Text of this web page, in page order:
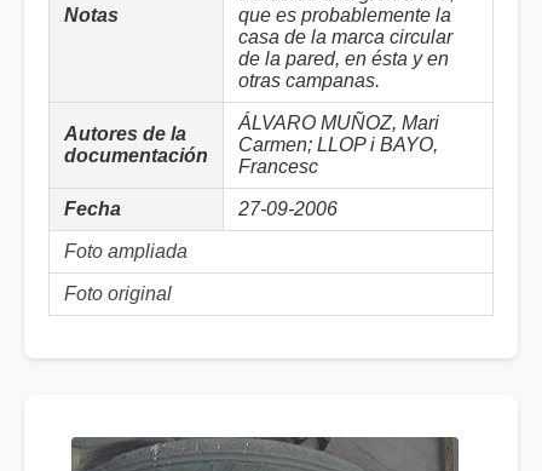
Notas
que es probablemente la
casa de la marca circular
de la pared, en ésta y en
otras campanas.
Autores de la
documentación
ÁLVARO MUÑOZ, Mari
Carmen; LLOP i BAYO,
Francesc
Fecha 27-09-2006
Foto ampliada
Foto original